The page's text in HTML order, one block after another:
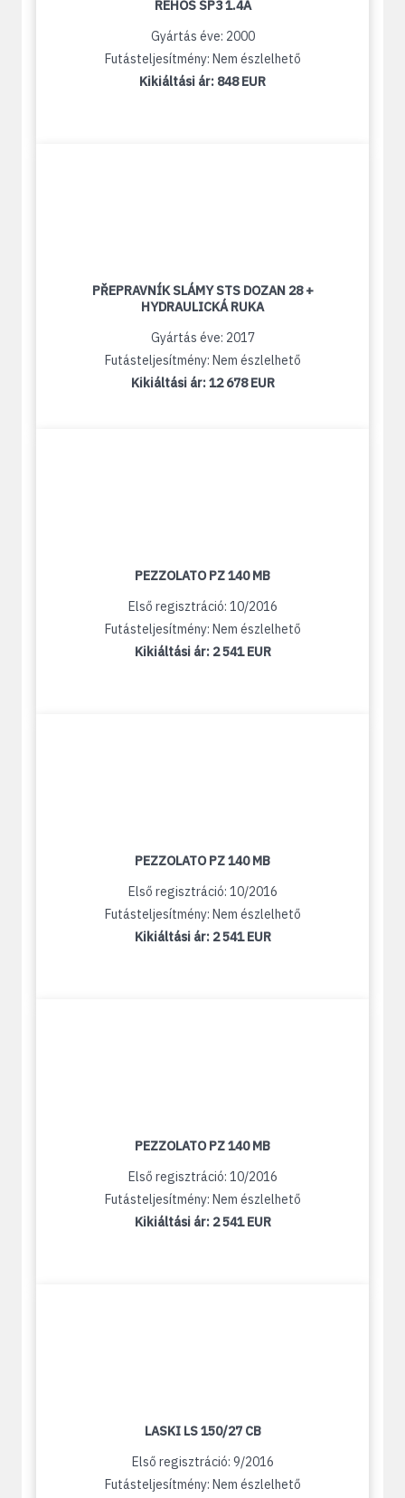
REHOS SP3 1.4A
Gyártás éve: 2000
Futásteljesítmény: Nem észlelhető
Kikiáltási ár: 848 EUR
PŘEPRAVNÍK SLÁMY STS DOZAN 28 +
HYDRAULICKÁ RUKA
Gyártás éve: 2017
Futásteljesítmény: Nem észlelhető
Kikiáltási ár:12 678 EUR
PEZZOLATO PZ 140 MB
Első regisztráció: 10/2016
Futásteljesítmény: Nem észlelhető
Kikiáltási ár: 2 541 EUR
PEZZOLATO PZ 140 MB
Első regisztráció: 10/2016
Futásteljesítmény: Nem észlelhető
Kikiáltási ár: 2 541 EUR
PEZZOLATO PZ 140 MB
Első regisztráció: 10/2016
Futásteljesítmény: Nem észlelhető
Kikiáltási ár: 2 541 EUR
LASKI LS 150/27 CB
Első regisztráció: 9/2016
Futásteljesítmény: Nem észlelhető